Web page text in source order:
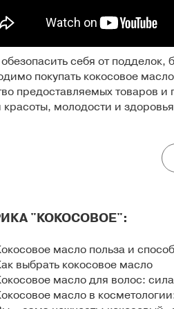
себя от
покупать кокосовое
предоставляемых товаров
молодости и
"КОКОСОВОЕ":
масло польза и
выбрать кокосовое масло
масло для волос:
масло в